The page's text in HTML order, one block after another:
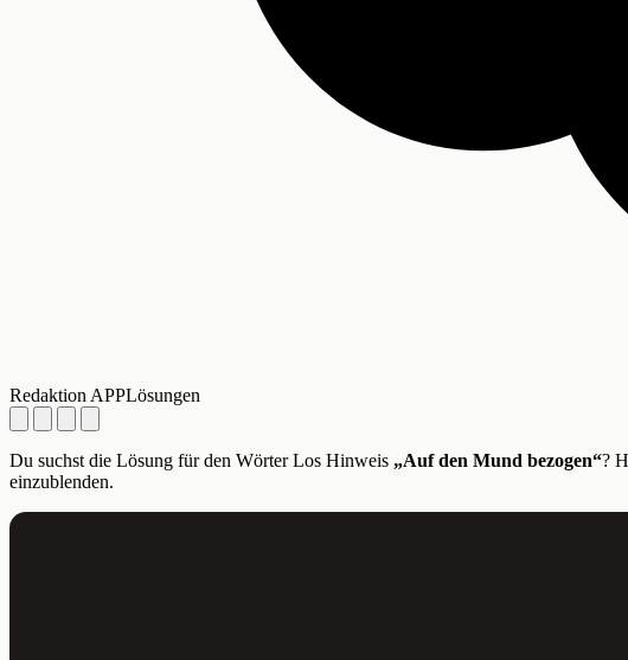
Redaktion APPLösungen
Du suchst die Lösung für den Wörter Los Hinweis „Auf den Mund bezogen“?
einzublenden.